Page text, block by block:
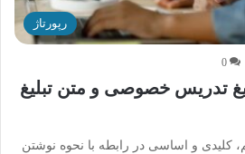
رپورتاژ
0
تدریس خصوصی و متن تبلیغ
کلیدی و اساسی در رابطه با نحوه نوشتن